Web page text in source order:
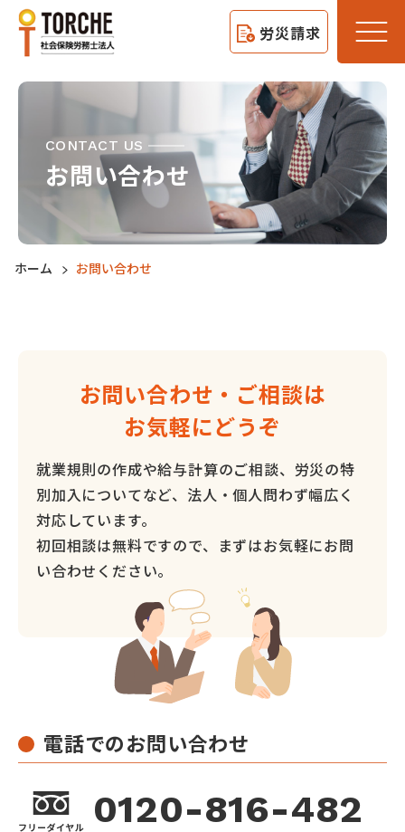
労災請求
CONTACT US
お問い合わせ
ホーム お問い合わせ
お問い合わせ・ご相談は
お気軽にどうぞ
就業規則の作成や給与計算のご相談、労災の特
別加入についてなど、 法人・個人問わず幅広く
対応しています。
初回相談は無料ですので、まずはお気軽にお問
い合わせください。
電話でのお問い合わせ
0120-816-482